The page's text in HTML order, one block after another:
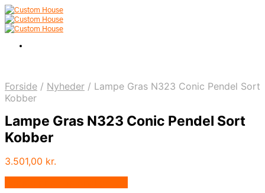
Forside / Nyheder / Lampe Gras N323 Conic Pendel Sort
Kobber
Lampe Gras N323 Conic Pendel Sort
Kobber
3.501,00 kr.